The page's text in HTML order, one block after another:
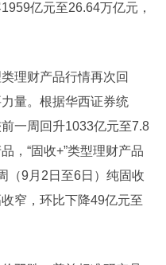
亿元至26.64万亿元，
理财产品行情再次回
量。根据华西证券统
一周回升1033亿元至7.8
，“固收+”类型理财产品
（9月2日至6日）纯固收
窄，环比下降49亿元至